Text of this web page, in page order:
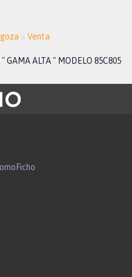
> Venta
GAMA ALTA " MODELO 85C805